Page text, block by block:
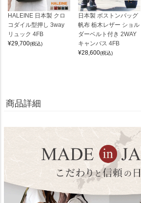
HALEINE 日本製 クロ
コダイル型押し 3way
リュック 4FB
¥29,700(税込)
日本製 ボストンバッグ
帆布 栃木レザー ショル
ダーベルト付き 2WAY
キャンバス 4FB
¥28,600(税込)
商品詳細